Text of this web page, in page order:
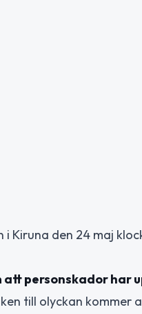
den 24 maj
personskador har
till olyckan kommer